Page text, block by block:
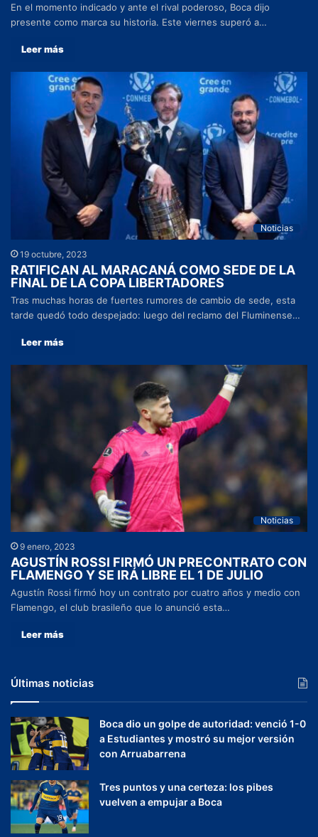
En el momento indicado y ante el rival poderoso, Boca dijo
presente como marca su historia. Este viernes superó a…
Leer más
Noticias
19 octubre, 2023
RATIFICAN AL MARACANÁ COMO SEDE DE LA
FINAL DE LA COPA LIBERTADORES
Tras muchas horas de fuertes rumores de cambio de sede, esta
tarde quedó todo despejado: luego del reclamo del Fluminense…
Leer más
Noticias
9 enero, 2023
AGUSTÍN ROSSI FIRMÓ UN PRECONTRATO CON
FLAMENGO Y SE IRÁ LIBRE EL 1 DE JULIO
Agustín Rossi firmó hoy un contrato por cuatro años y medio con
Flamengo, el club brasileño que lo anunció esta…
Leer más
Últimas noticias
Boca dio un golpe de autoridad: venció 1-0
a Estudiantes y mostró su mejor versión
con Arruabarrena
Tres puntos y una certeza: los pibes
vuelven a empujar a Boca